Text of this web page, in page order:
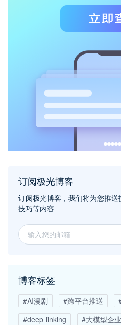
订阅极光博客
订阅极光博客，我们将为您推
技巧等内容
博客标签
#AI漫剧 #跨平台推送
#deep linking
#大模型企